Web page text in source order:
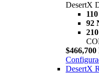
DesertX
92
DesertX